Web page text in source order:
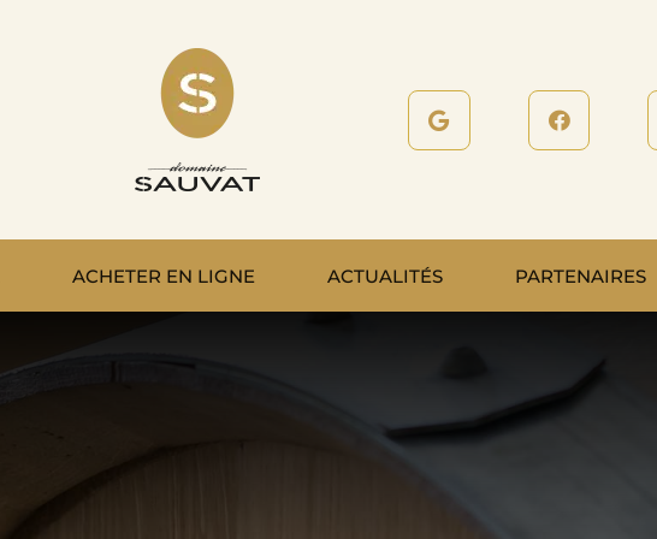
ACHETER EN LIGNE ACTUALITÉS PARTENAIRES